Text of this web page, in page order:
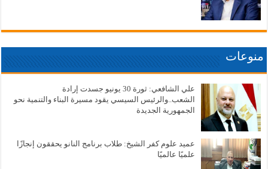
منوعات
علي الشافعي: ثورة 30 يونيو جسدت إرادة
الشعب..والرئيس السيسي يقود مسيرة البناء والتنمية نحو
الجمهورية الجديدة
عميد علوم كفر الشيخ: طلاب برنامج النانو يحققون إنجازًا
علميًا عالميًا